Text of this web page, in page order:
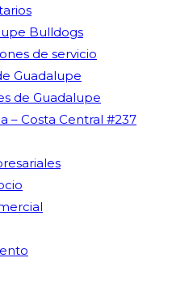
Bulldogs
de servicio
Guadalupe
de Guadalupe
– Costa Central #237